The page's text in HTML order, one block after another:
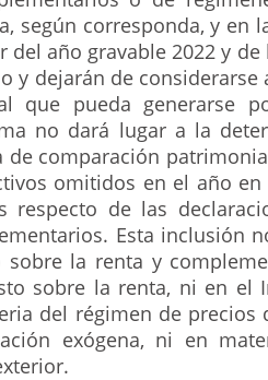
según corresponda, y en
del año gravable 2022 y
y dejarán de
que pueda generarse
no dará lugar a la
de comparación
omitidos en el año
respecto de las
Esta inclusión
la renta y
sobre la renta, ni en el
del régimen de precios
exógena, ni en